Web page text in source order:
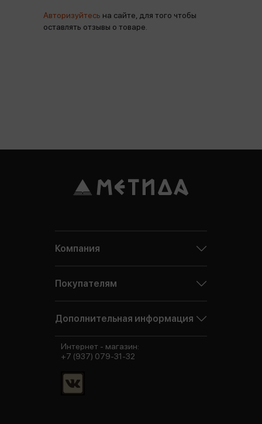
Авторизуйтесь на сайте, для того чтобы
оставлять отзывы о товаре.
Компания
Покупателям
Дополнительная информация
Интернет - магазин:
+7 (937) 079-31-32